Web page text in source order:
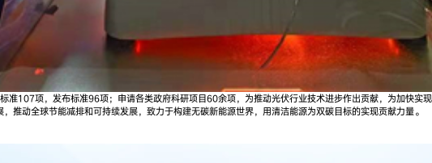
107项，发布标准96项；申请各类政府科研项目60余项，为推动光伏行业技术进步作出贡献，为加快实
动全球节能减排和可持续发展，致力于构建无碳新能源世界，用清洁能源为双碳目标的实现贡献力量。